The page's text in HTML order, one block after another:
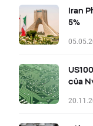
Iran
5%
của